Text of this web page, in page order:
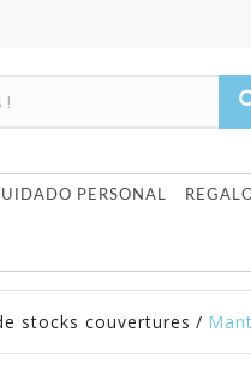
PERSONAL
stocks couvertures /